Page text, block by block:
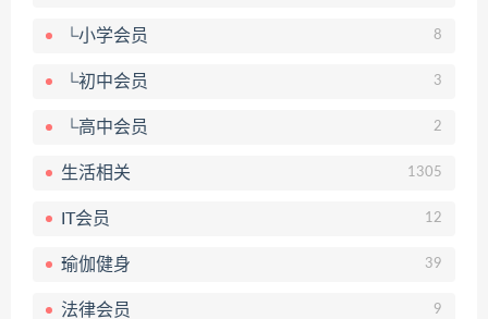
└小学会员 8
└初中会员 3
└高中会员 2
生活相关 1305
IT会员 12
瑜伽健身 39
法律会员 9